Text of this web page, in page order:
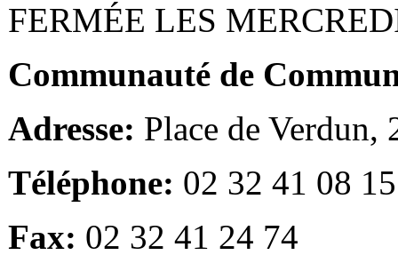
FERMÉE LES
Communauté de
Adresse: Place de Verdun,
Téléphone: 02 32 41 08 15
Fax: 02 32 41 24 74